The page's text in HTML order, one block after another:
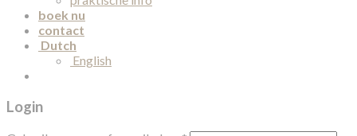
boek nu
contact
Dutch
English
Login